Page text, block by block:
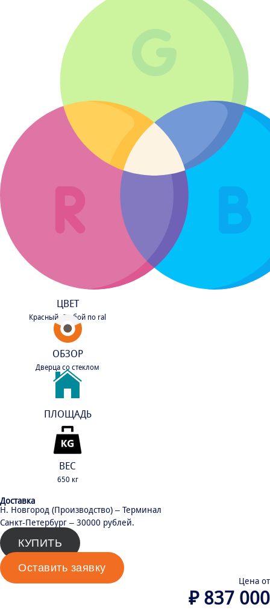
ЦВЕТ
Красный, Любой по ral
ОБЗОР
Дверца со стеклом
ПЛОЩАДЬ
30 м²
ВЕС
650 кг
Доставка
Н. Новгород (Производство) – Терминал
Санкт-Петербург – 30000 рублей.
КУПИТЬ
Оставить заявку
Цена от
₽837 000